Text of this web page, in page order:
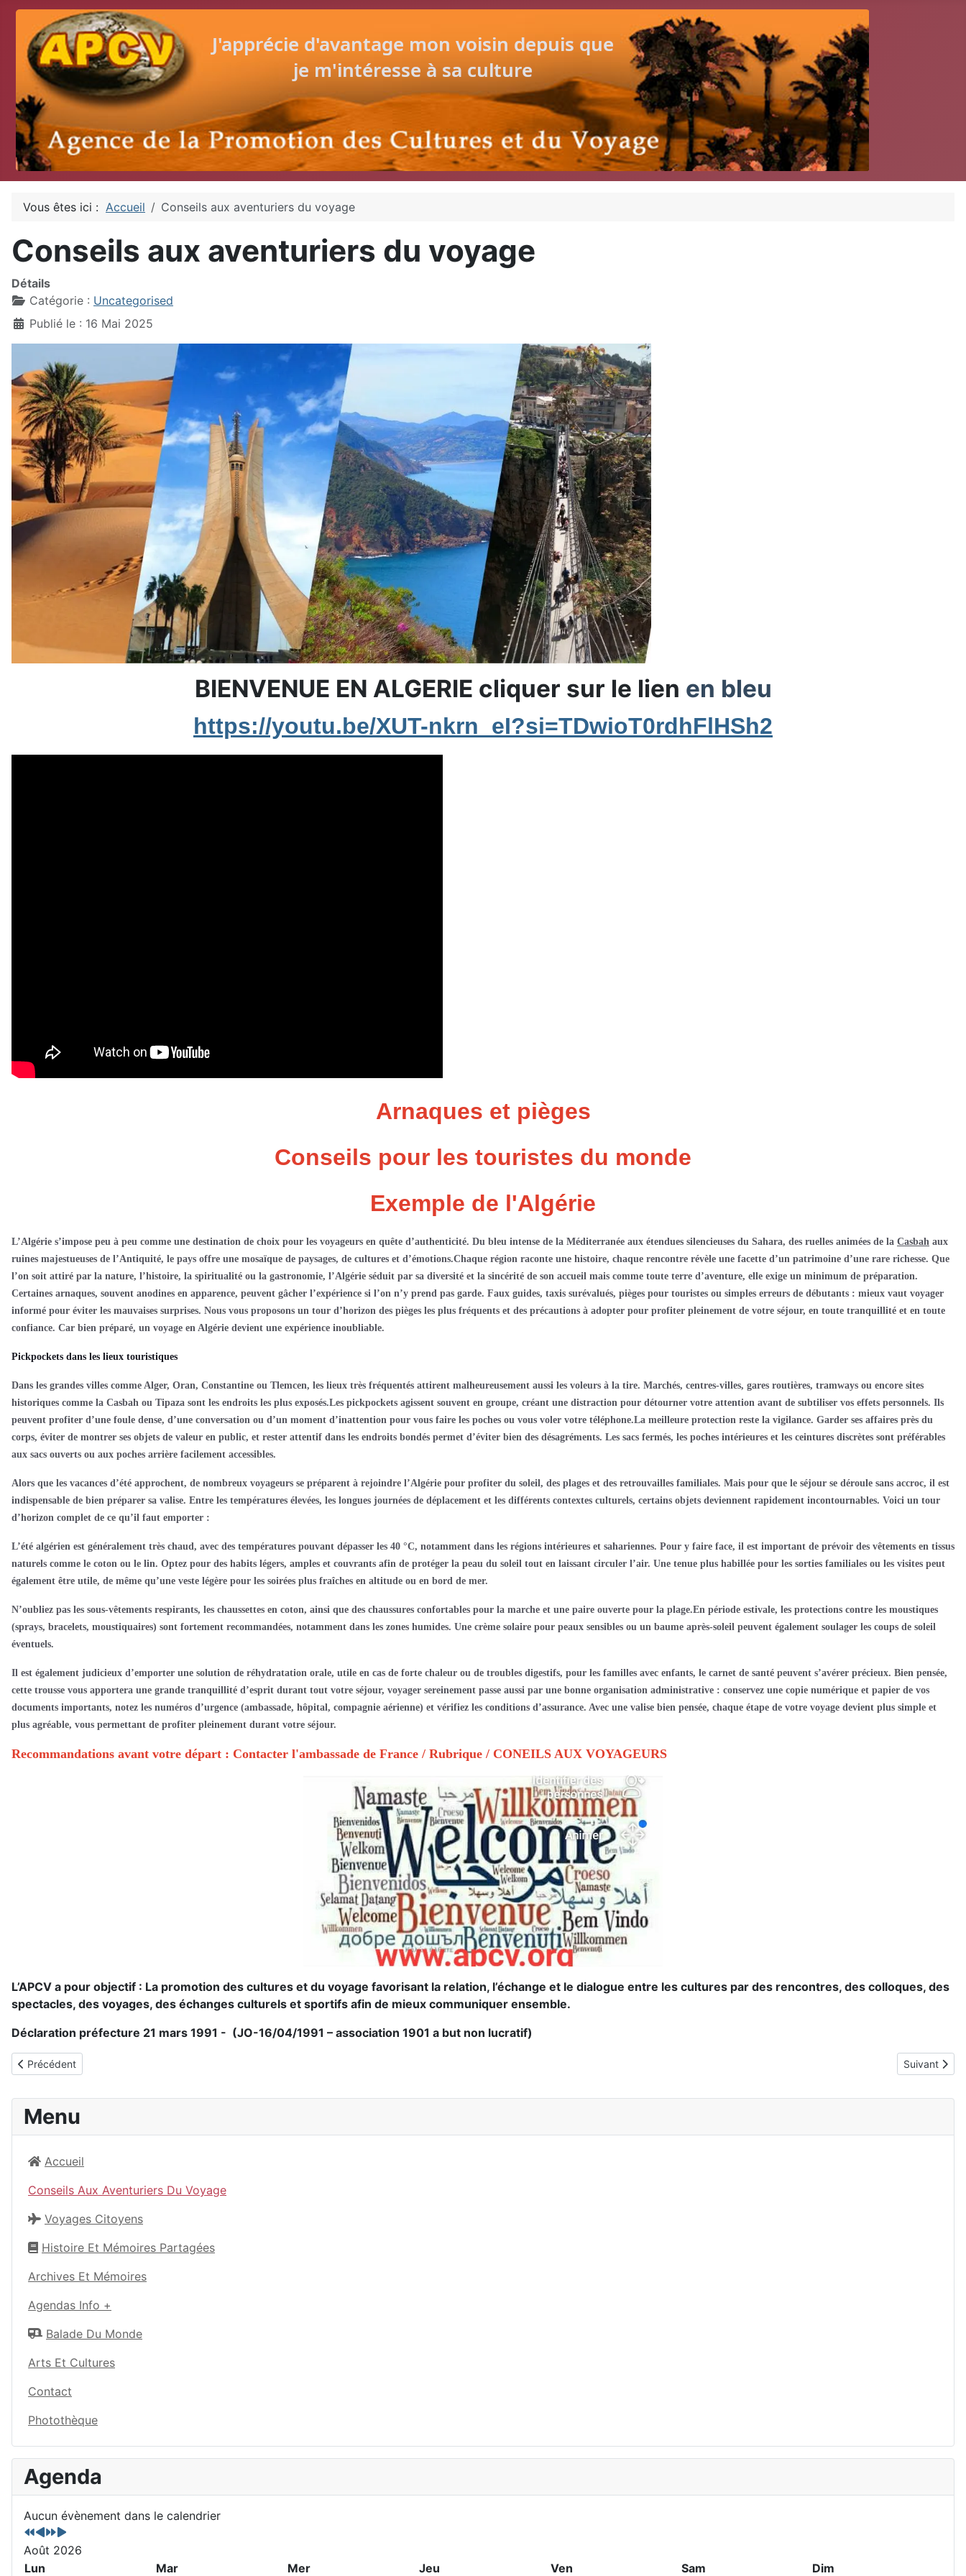
Menu
Accueil
Conseils Aux Aventuriers Du Voyage
Voyages Citoyens
Histoire Et Mémoires Partagées
Archives Et Mémoires
Agendas Info +
Balade Du Monde
Arts Et Cultures
Contact
Photothèque
Agenda
Aucun évènement dans le calendrier
A
n
n
é
e
p
r
M
o
i
s
p
r
é
A
n
n
é
e
s
M
o
i
s
s
u
Août 2026
Lun
Mar Mer Jeu Ven Sam Dim
Vous êtes ici : Accueil Conseils aux aventuriers du voyage
Conseils aux aventuriers du voyage
Détails
Catégorie : Uncategorised
Publié le : 16 Mai 2025
BIENVENUE EN ALGERIE cliquer sur le lien en bleu
https://youtu.be/XUT-nkrn_eI?si=TDwioT0rdhFlHSh2
Arnaques et pièges
Conseils pour les touristes du monde
Exemple de l'Algérie
L’Algérie s’impose peu à peu comme une destination de choix pour les voyageurs en quête d’authenticité. Du bleu intense de la Méditerranée aux étendues silencieuses du Sahara, des ruelles animées de la Casbah aux
ruines majestueuses de l’Antiquité, le pays offre une mosaïque de paysages, de cultures et d’émotions.Chaque région raconte une histoire, chaque rencontre révèle une facette d’un patrimoine d’une rare richesse. Que
l’on soit attiré par la nature, l’histoire, la spiritualité ou la gastronomie, l’Algérie séduit par sa diversité et la sincérité de son accueil mais comme toute terre d’aventure, elle exige un minimum de préparation.
Certaines arnaques, souvent anodines en apparence, peuvent gâcher l’expérience si l’on n’y prend pas garde. Faux guides, taxis surévalués, pièges pour touristes ou simples erreurs de débutants : mieux vaut voyager
informé pour éviter les mauvaises surprises. Nous vous proposons un tour d’horizon des pièges les plus fréquents et des précautions à adopter pour profiter pleinement de votre séjour, en toute tranquillité et en toute
confiance. Car bien préparé, un voyage en Algérie devient une expérience inoubliable.
Pickpockets dans les lieux touristiques
Dans les grandes villes comme Alger, Oran, Constantine ou Tlemcen, les lieux très fréquentés attirent malheureusement aussi les voleurs à la tire. Marchés, centres-villes, gares routières, tramways ou encore sites
historiques comme la Casbah ou Tipaza sont les endroits les plus exposés.Les pickpockets agissent souvent en groupe, créant une distraction pour détourner votre attention avant de subtiliser vos effets personnels. Ils
peuvent profiter d’une foule dense, d’une conversation ou d’un moment d’inattention pour vous faire les poches ou vous voler votre téléphone.La meilleure protection reste la vigilance. Garder ses affaires près du
corps, éviter de montrer ses objets de valeur en public, et rester attentif dans les endroits bondés permet d’éviter bien des désagréments. Les sacs fermés, les poches intérieures et les ceintures discrètes sont préférables
aux sacs ouverts ou aux poches arrière facilement accessibles.
Alors que les vacances d’été approchent, de nombreux voyageurs se préparent à rejoindre l’Algérie pour profiter du soleil, des plages et des retrouvailles familiales. Mais pour que le séjour se déroule sans accroc, il est
indispensable de bien préparer sa valise. Entre les températures élevées, les longues journées de déplacement et les différents contextes culturels, certains objets deviennent rapidement incontournables. Voici un tour
d’horizon complet de ce qu’il faut emporter :
L’été algérien est généralement très chaud, avec des températures pouvant dépasser les 40 °C, notamment dans les régions intérieures et sahariennes. Pour y faire face, il est important de prévoir des vêtements en tissus
naturels comme le coton ou le lin. Optez pour des habits légers, amples et couvrants afin de protéger la peau du soleil tout en laissant circuler l’air. Une tenue plus habillée pour les sorties familiales ou les visites peut
également être utile, de même qu’une veste légère pour les soirées plus fraîches en altitude ou en bord de mer.
N’oubliez pas les sous-vêtements respirants, les chaussettes en coton, ainsi que des chaussures confortables pour la marche et une paire ouverte pour la plage.En période estivale, les protections contre les moustiques
(sprays, bracelets, moustiquaires) sont fortement recommandées, notamment dans les zones humides. Une crème solaire pour peaux sensibles ou un baume après-soleil peuvent également soulager les coups de soleil
éventuels.
Il est également judicieux d’emporter une solution de réhydratation orale, utile en cas de forte chaleur ou de troubles digestifs, pour les familles avec enfants, le carnet de santé peuvent s’avérer précieux. Bien pensée,
cette trousse vous apportera une grande tranquillité d’esprit durant tout votre séjour, voyager sereinement passe aussi par une bonne organisation administrative : conservez une copie numérique et papier de vos
documents importants, notez les numéros d’urgence (ambassade, hôpital, compagnie aérienne) et vérifiez les conditions d’assurance. Avec une valise bien pensée, chaque étape de votre voyage devient plus simple et
plus agréable, vous permettant de profiter pleinement durant votre séjour.
Recommandations avant votre départ : Contacter l'ambassade de France / Rubrique / CONEILS AUX VOYAGEURS
L’APCV a pour objectif : La promotion des cultures et du voyage favorisant la relation, l’échange et le dialogue entre les cultures par des rencontres, des colloques, des
spectacles, des voyages, des échanges culturels et sportifs afin de mieux communiquer ensemble.
Déclaration préfecture 21 mars 1991 - (JO-16/04/1991 – association 1901 a but non lucratif)
Article précédent : Circuits Ghardaïa M'Zab
Précédent Article
Suivant